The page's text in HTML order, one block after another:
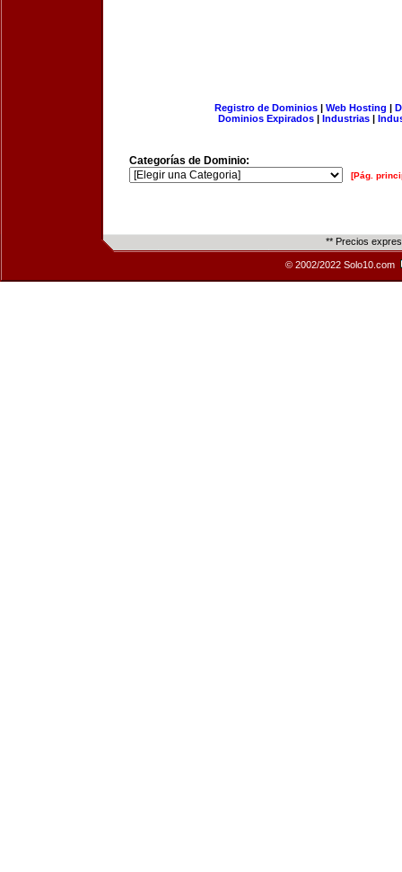
Registro de Dominios| Web Hosting |
Dominios Expirados | Industrias |
Categorías de Dominio:
[Pág.
** Precios
© 2002/2022 Solo10.com